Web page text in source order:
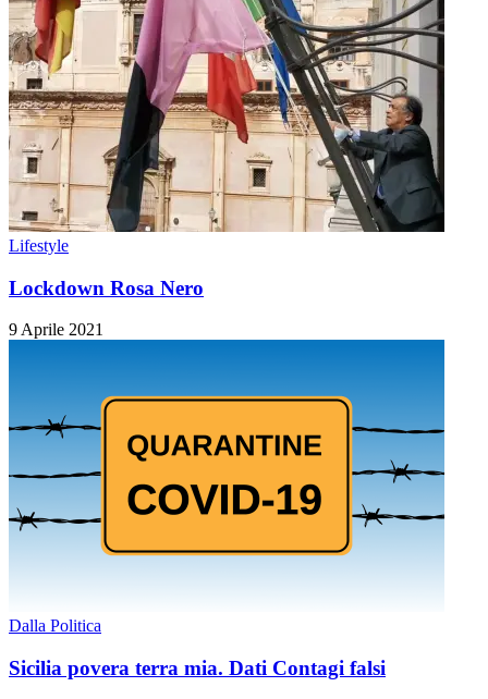
Lifestyle
Lockdown Rosa Nero
9 Aprile 2021
Dalla Politica
Sicilia povera terra mia. Dati Contagi falsi